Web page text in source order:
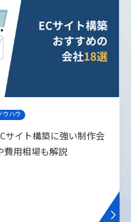
ウハウ
サイト構築に強い制作会
費用相場も解説